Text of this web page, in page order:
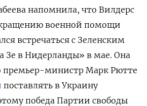
напомнила, что Вилдерс
военной помощи
встречаться с Зеленским
Зе в Нидерланды» в мае. Она
премьер-министр Марк Рютте
поставлять в Украину
победа Партии свободы